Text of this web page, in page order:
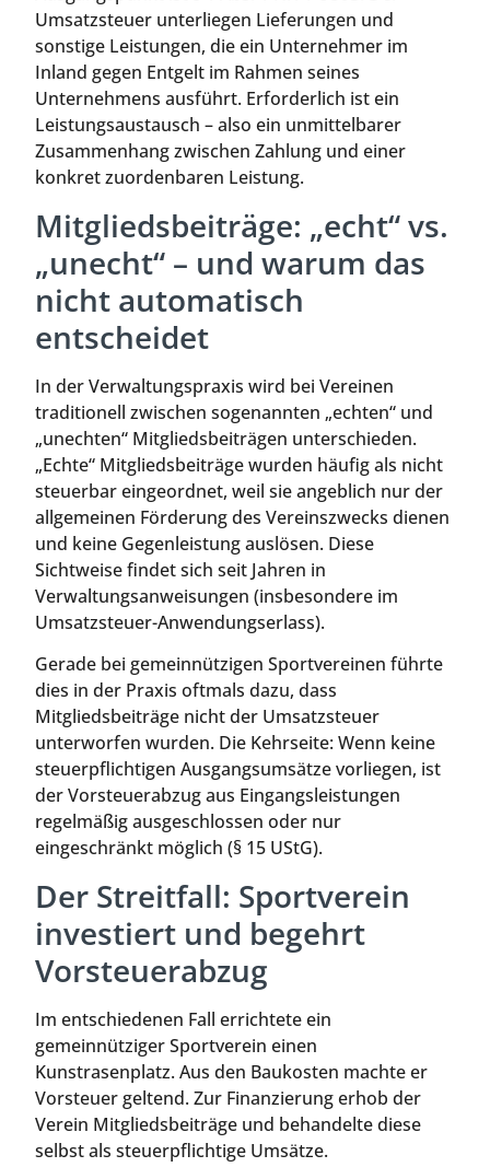
Umsatzsteuer unterliegen Lieferungen und
sonstige Leistungen, die ein Unternehmer im
Inland gegen Entgelt im Rahmen seines
Unternehmens ausführt. Erforderlich ist ein
Leistungsaustausch – also ein unmittelbarer
Zusammenhang zwischen Zahlung und einer
konkret zuordenbaren Leistung.
Mitgliedsbeiträge: „echt“ vs.
„unecht“ – und warum das
nicht automatisch
entscheidet
In der Verwaltungspraxis wird bei Vereinen
traditionell zwischen sogenannten „echten“ und
„unechten“ Mitgliedsbeiträgen unterschieden.
„Echte“ Mitgliedsbeiträge wurden häufig als nicht
steuerbar eingeordnet, weil sie angeblich nur der
allgemeinen Förderung des Vereinszwecks dienen
und keine Gegenleistung auslösen. Diese
Sichtweise findet sich seit Jahren in
Verwaltungsanweisungen (insbesondere im
Umsatzsteuer-Anwendungserlass).
Gerade bei gemeinnützigen Sportvereinen führte
dies in der Praxis oftmals dazu, dass
Mitgliedsbeiträge nicht der Umsatzsteuer
unterworfen wurden. Die Kehrseite: Wenn keine
steuerpflichtigen Ausgangsumsätze vorliegen, ist
der Vorsteuerabzug aus Eingangsleistungen
regelmäßig ausgeschlossen oder nur
eingeschränkt möglich (§ 15 UStG).
Der Streitfall: Sportverein
investiert und begehrt
Vorsteuerabzug
Im entschiedenen Fall errichtete ein
gemeinnütziger Sportverein einen
Kunstrasenplatz. Aus den Baukosten machte er
Vorsteuer geltend. Zur Finanzierung erhob der
Verein Mitgliedsbeiträge und behandelte diese
selbst als steuerpflichtige Umsätze.